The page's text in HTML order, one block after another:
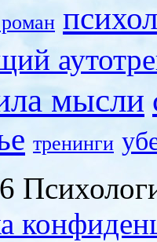
мысли
тренинги